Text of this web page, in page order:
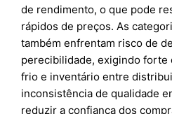
de rendimento, o que pode
rápidos de preços. As
também enfrentam risco de
perecibilidade, exigindo forte
frio e inventário entre
inconsistência de qualidade
reduzir a confiança dos